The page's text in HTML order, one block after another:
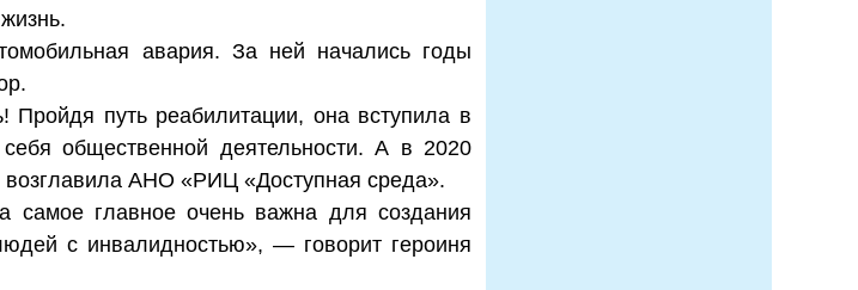
авария. За ней начались годы
путь реабилитации, она вступила в
общественной деятельности. А в 2020
возглавила АНО «РИЦ «Доступная среда».
самое главное очень важна для создания
с инвалидностью», — говорит героиня